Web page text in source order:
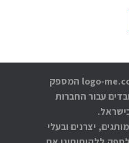
אתוס עסקים מפעילה את אתר logo-me.co.il המספק
עבור החברות
יצרנים ובעלי